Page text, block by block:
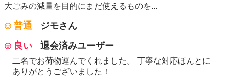
⼤ごみの減量を⽬的にまだ使えるものを...
普通
ジモさん
良い
退会済みユーザー
二名でお荷物運んでくれました。 丁寧な対応ほんとに
ありがとうございました！